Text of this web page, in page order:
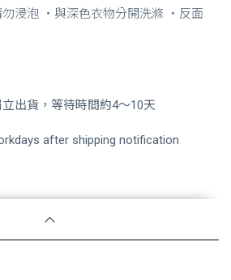
浸泡 ・與深色衣物分開洗滌 ・反面
出貨，等待時間約4～10天
after shipping notification